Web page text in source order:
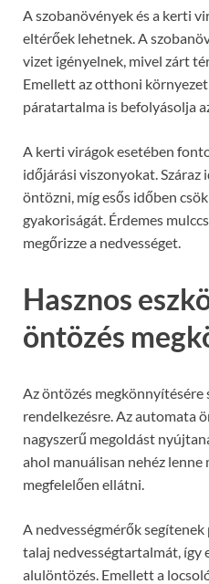
A szobanövények és a kerti
eltérőek lehetnek. A
vizet igényelnek, mivel zárt
Emellett az otthoni
páratartalma is befolyásolja
A kerti virágok esetében
időjárási viszonyokat. Száraz
öntözni, míg esős időben
gyakoriságát. Érdemes
megőrizze a nedvességet.
Hasznos
öntözés
Az öntözés megkönnyítésére
rendelkezésre. Az automata
nagyszerű megoldást
ahol manuálisan nehéz
megfelelően ellátni.
A nedvességmérők
talaj nedvességtartalmát, így
alulöntözés. Emellett a